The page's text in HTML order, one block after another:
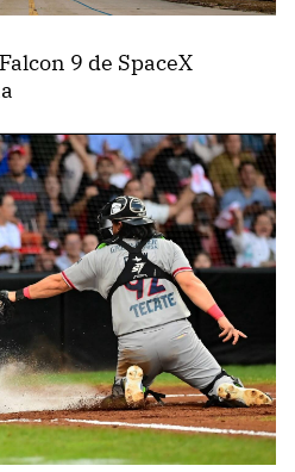
9 de SpaceX